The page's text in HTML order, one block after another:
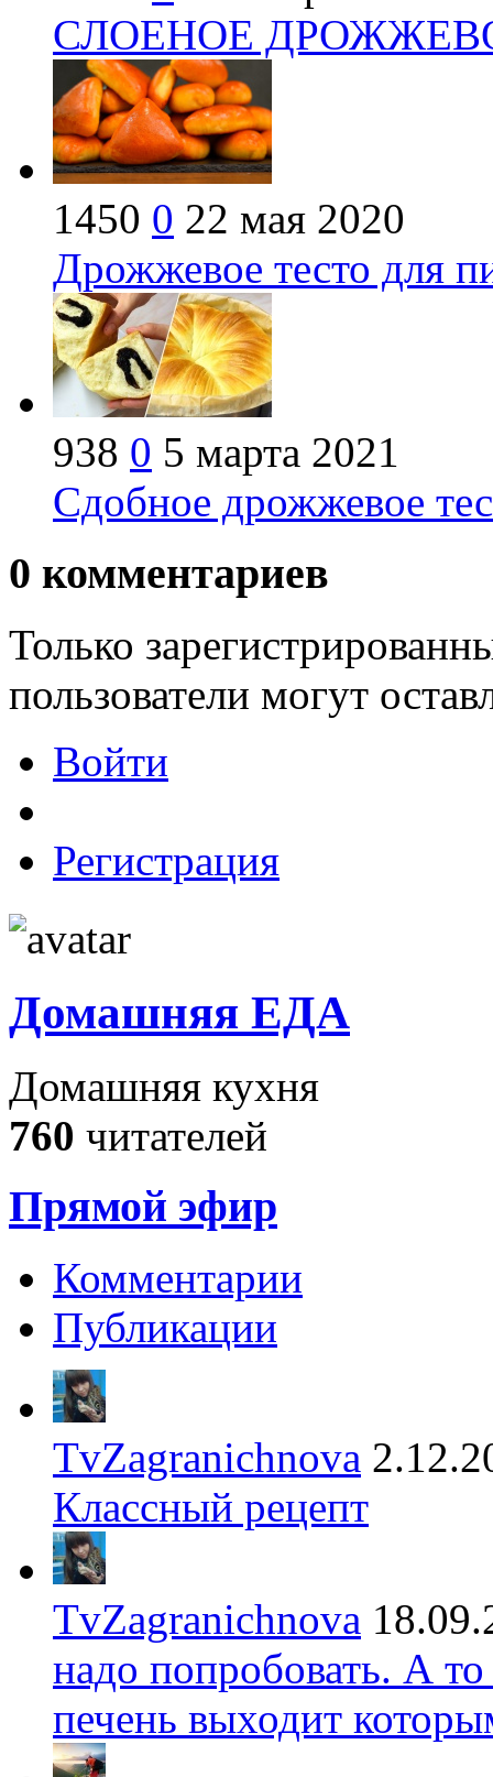
СЛОЕНОЕ
1450 0 22 мая 2020
Дрожжевое тесто для
938 0 5 марта 2021
Сдобное дрожжевое
0 комментариев
Только
пользователи могут
Войти
Регистрация
Домашняя ЕДА
Домашняя кухня
760 читателей
Прямой эфир
Комментарии
Публикации
TvZagranichnova
Классный рецепт
TvZagranichnova
надо попробовать. А
печень выходит